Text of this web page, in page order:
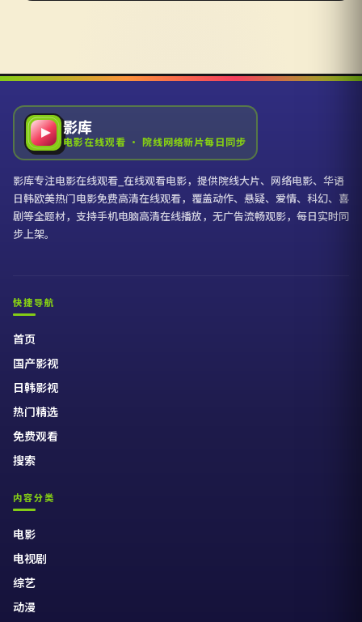
影库
电影在线观看 · 院线网络新片每日同步
影库专注电影在线观看_在线观看电影，提供院线大片、网络电影、华语
日韩欧美热门电影免费高清在线观看，覆盖动作、悬疑、爱情、科幻、喜
剧等全题材，支持手机电脑高清在线播放，无广告流畅观影，每日实时同
步上架。
快捷导航
首页
国产影视
日韩影视
热门精选
免费观看
搜索
内容分类
电影
电视剧
综艺
动漫